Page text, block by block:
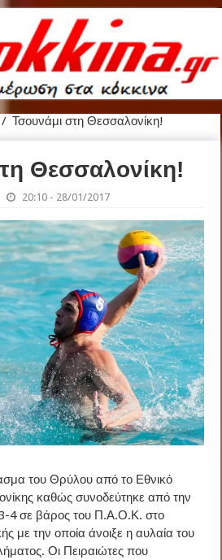
/ Τσουνάμι στη Θεσσαλονίκη!
Θεσσαλονίκη!
20:10 - 28/01/2017
του Θρύλου από το Εθνικό
καθώς συνοδεύτηκε από την
4 σε βάρος του Π.Α.Ο.Κ. στο
με την οποία άνοιξε η αυλαία του
Οι Πειραιώτες που